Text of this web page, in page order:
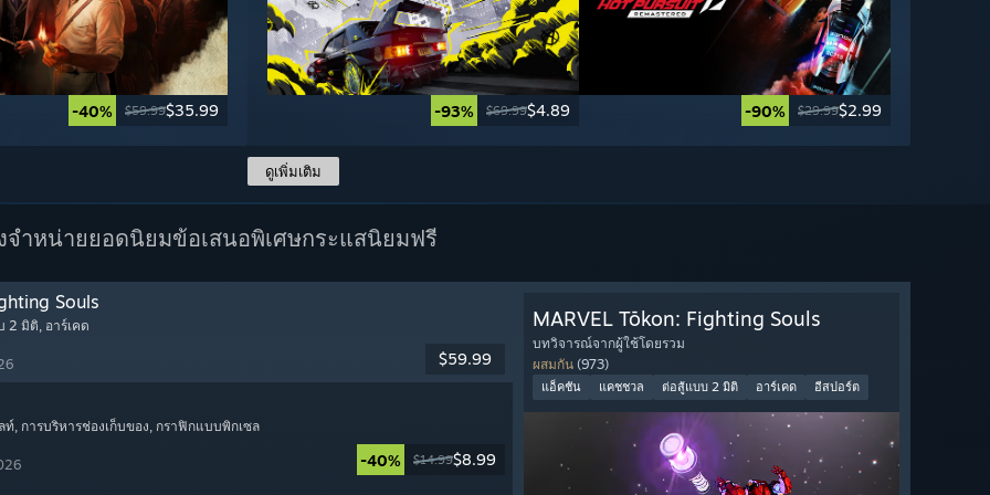
-40% $59.99$35.99 -93% $69.99$4.89 -90% $29.99$2.99
ดูเพิ่มเติม
จำหน่ายยอดนิยมข้อเสนอพิเศษกระแสนิยมฟรี
Souls
2 มิติ, อาร์เคด
$59.99
ท์, การบริหารช่องเก็บของ, กราฟิกแบบพิกเซล
-40% $14.99$8.99
MARVEL Tōkon: Fighting Souls
บทวิจารณ์จากผู้ใช้โดยรวม
ผสมกัน (973)
แอ็คชัน แคชชวล ต่อสู้แบบ 2 มิติ อาร์เคด อีสปอร์ต